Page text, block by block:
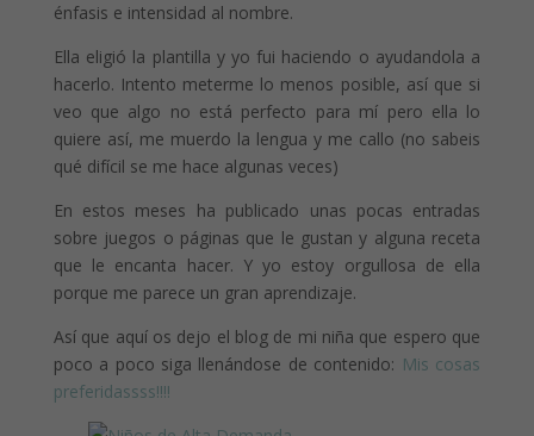
énfasis e intensidad al nombre.
Ella eligió la plantilla y yo fui haciendo o ayudandola a
hacerlo. Intento meterme lo menos posible, así que si
veo que algo no está perfecto para mí pero ella lo
quiere así, me muerdo la lengua y me callo (no sabeis
qué difícil se me hace algunas veces)
En estos meses ha publicado unas pocas entradas
sobre juegos o páginas que le gustan y alguna receta
que le encanta hacer. Y yo estoy orgullosa de ella
porque me parece un gran aprendizaje.
Así que aquí os dejo el blog de mi niña que espero que
poco a poco siga llenándose de contenido: Mis cosas
preferidassss!!!!